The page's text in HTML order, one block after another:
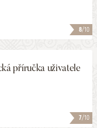
8/10
7/10
příručka uživatele